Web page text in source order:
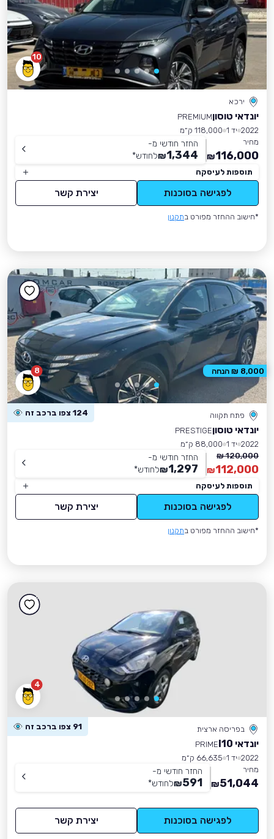
10
ירכא
יונדאי טוסוןPREMIUM
2022 יד 1
118,000 ק״מ
מחיר
116,000
₪
החזר חודשי מ-
1,344
₪לחודש*
תוספות לעיסקה
לפגישה בסוכנות יצירת קשר
*חישוב ההחזר מפורט בתקנון
8
פתח תקווה 124 צפו ברכב זה
יונדאי טוסוןPRESTIGE
2022 יד 1
88,000 ק״מ
120,000 ₪
112,000
₪
החזר חודשי מ-
1,297
₪לחודש*
תוספות לעיסקה
לפגישה בסוכנות יצירת קשר
*חישוב ההחזר מפורט בתקנון
8,000 ₪ הנחה
4
בפריסה ארצית 91 צפו ברכב זה
יונדאי I10
PRIME
2022 יד 1
66,635 ק״מ
מחיר
51,044
₪
החזר חודשי מ-
591
₪לחודש*
לפגישה בסוכנות יצירת קשר